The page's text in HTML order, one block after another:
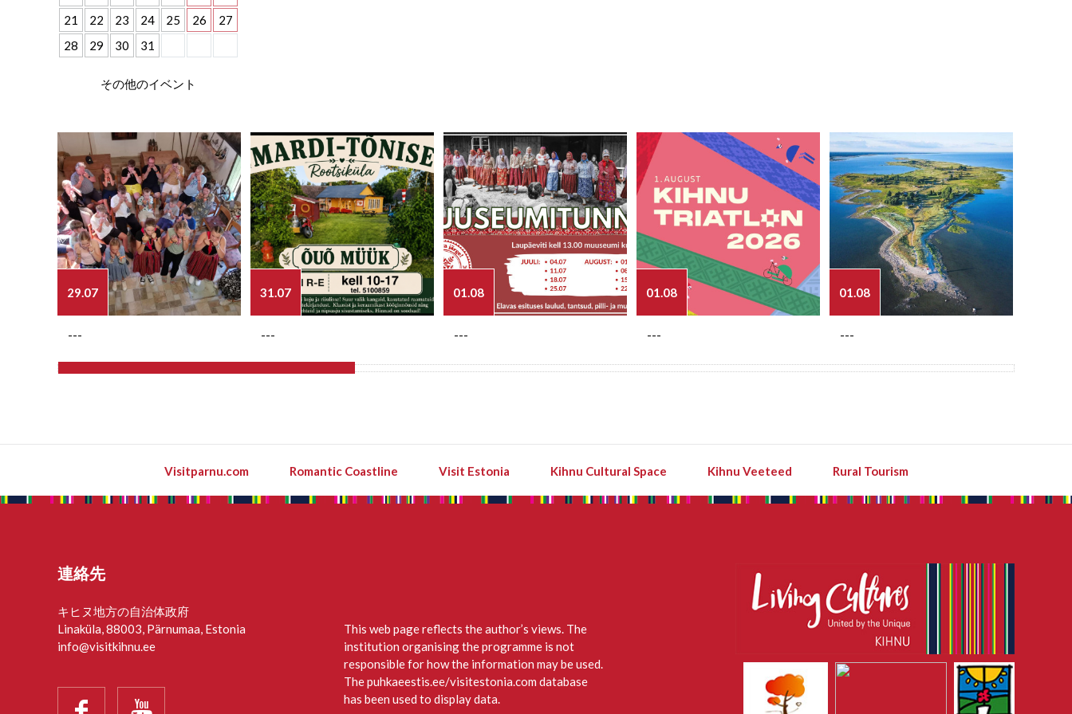
21
22 23 24 25 26
27
28
29 30 31
その他のイベント
29.07
---
31.07
---
01.08
---
01.08
---
01.08
---
Visitparnu.com Romantic Coastline Visit Estonia Kihnu Cultural Space Kihnu Veeteed Rural Tourism
連絡先
キヒヌ地方の自治体政府
Linaküla, 88003, Pärnumaa, Estonia
info@visitkihnu.ee
This web page reflects the author’s views. The
institution organising the programme is not
responsible for how the information may be used.
The puhkaeestis.ee/visitestonia.com database
has been used to display data.